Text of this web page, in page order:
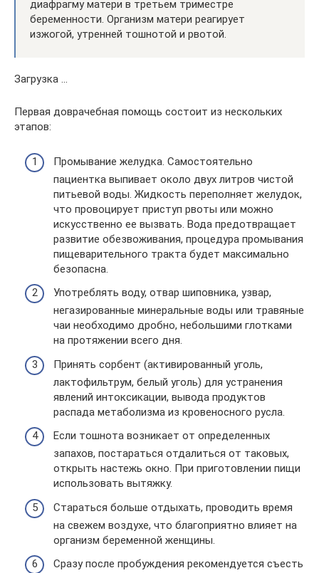
диафрагму матери в третьем триместре
беременности. Организм матери реагирует
изжогой, утренней тошнотой и рвотой.
Загрузка …
Первая доврачебная помощь состоит из нескольких
этапов:
Промывание желудка. Самостоятельно
пациентка выпивает около двух литров чистой
питьевой воды. Жидкость переполняет желудок,
что провоцирует приступ рвоты или можно
искусственно ее вызвать. Вода предотвращает
развитие обезвоживания, процедура промывания
пищеварительного тракта будет максимально
безопасна.
Употреблять воду, отвар шиповника, узвар,
негазированные минеральные воды или травяные
чаи необходимо дробно, небольшими глотками
на протяжении всего дня.
Принять сорбент (активированный уголь,
лактофильтрум, белый уголь) для устранения
явлений интоксикации, вывода продуктов
распада метаболизма из кровеносного русла.
Если тошнота возникает от определенных
запахов, постараться отдалиться от таковых,
открыть настежь окно. При приготовлении пищи
использовать вытяжку.
Стараться больше отдыхать, проводить время
на свежем воздухе, что благоприятно влияет на
организм беременной женщины.
Сразу после пробуждения рекомендуется съесть